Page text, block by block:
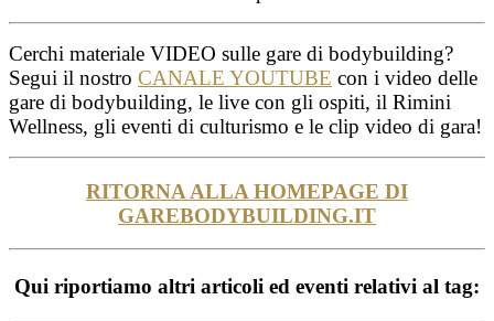
Cerchi materiale VIDEO sulle gare di bodybuilding?
Segui il nostro CANALE YOUTUBE con i video delle
gare di bodybuilding, le live con gli ospiti, il Rimini
Wellness, gli eventi di culturismo e le clip video di gara!
RITORNA ALLA HOMEPAGE DI
GAREBODYBUILDING.IT
Qui riportiamo altri articoli ed eventi relativi al tag: